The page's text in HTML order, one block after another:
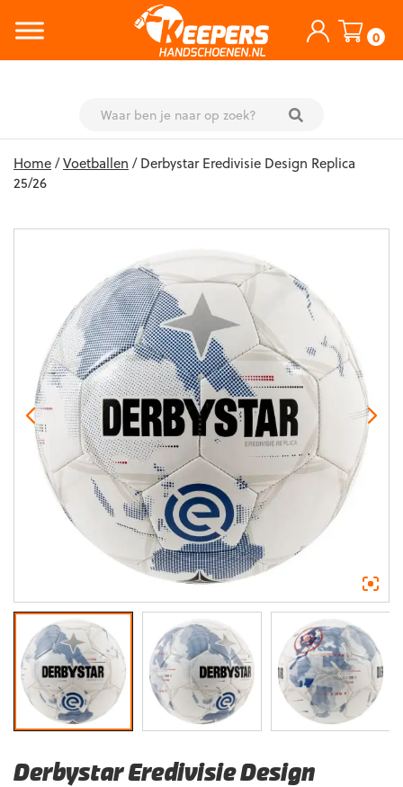
0
content
Home/Voetballen / Derbystar Eredivisie Design Replica
25/26
Derbystar Eredivisie Design